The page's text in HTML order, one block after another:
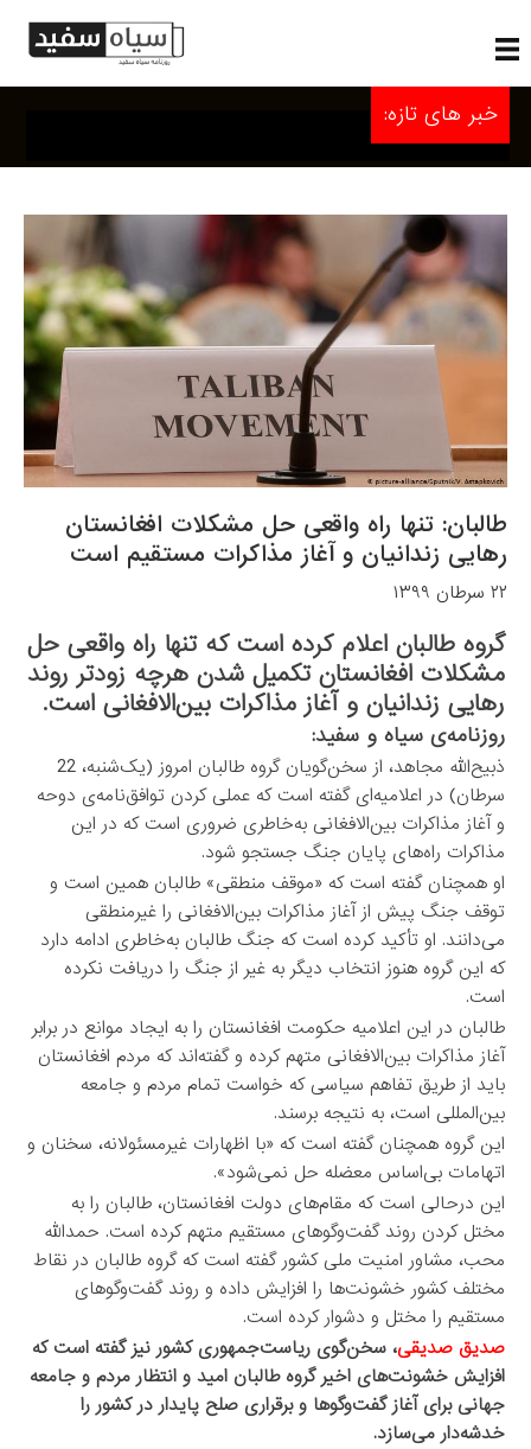
خبر های تازه:
طالبان: تنها راه واقعی حل مشکلات افغانستان
رهایی زندانیان و آغاز مذاکرات مستقیم است
۲۲ سرطان ۱۳۹۹
گروه طالبان اعلام کرده است که تنها راه واقعی حل
مشکلات افغانستان تکمیل شدن هرچه زودتر روند
رهایی زندانیان و آغاز مذاکرات بین‌الافغانی است.
روزنامه‌ی سیاه و سفید:
ذبیح‌الله مجاهد، از سخن‌گویان گروه طالبان امروز (یک‌شنبه، 22
سرطان) در اعلامیه‌ای گفته است که عملی کردن توافق‌نامه‌ی دوحه
و آغاز مذاکرات بین‌الافغانی به‌خاطری ضروری است که در این
مذاکرات راه‌های پایان جنگ جستجو شود.
او همچنان گفته است که «موقف منطقی» طالبان همین است و
توقف جنگ پیش از آغاز مذاکرات بین‌الافغانی را غیرمنطقی
می‌دانند. او تأکید کرده است که جنگ طالبان به‌خاطری ادامه دارد
که این گروه هنوز انتخاب دیگر به غیر از جنگ را دریافت نکرده
است.
طالبان در این اعلامیه حکومت افغانستان را به ایجاد موانع در برابر
آغاز مذاکرات بین‌الافغانی متهم کرده و گفته‌اند که مردم افغانستان
باید از طریق تفاهم سیاسی که خواست تمام مردم و جامعه
بین‌المللی است، به نتیجه برسند.
این گروه همچنان گفته است که «با اظهارات غیرمسئولانه، سخنان و
اتهامات بی‌اساس معضله حل نمی‌شود».
این درحالی است که مقام‌های دولت افغانستان، طالبان را به
مختل کردن روند گفت‌وگوهای مستقیم متهم کرده است. حمدالله
محب، مشاور امنیت ملی کشور گفته است که گروه طالبان در نقاط
مختلف کشور خشونت‌ها را افزایش داده و روند گفت‌وگوهای
مستقیم را مختل و دشوار کرده است.
صدیق صدیقی، سخن‌گوی ریاست‌جمهوری کشور نیز گفته است که
افزایش خشونت‌های اخیر گروه طالبان امید و انتظار مردم و جامعه
جهانی برای آغاز گفت‌وگوها و برقراری صلح پایدار در کشور را
خدشه‌دار می‌سازد.